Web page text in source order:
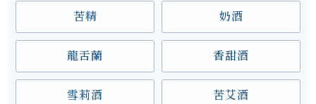
苦精 奶酒
龍舌蘭 香甜酒
雪莉酒 苦艾酒